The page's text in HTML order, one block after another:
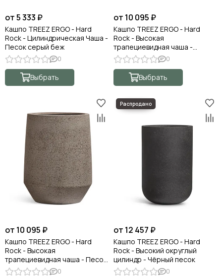
от 5 333 ₽
Кашпо TREEZ ERGO - Hard
Rock - Цилиндрическая Чаша -
Песок серый беж
0
Выбрать
от 10 095 ₽
Кашпо TREEZ ERGO - Hard
Rock - Высокая
трапециевидная чаша -
Чёрный песок
0
Выбрать
от 10 095 ₽
Кашпо TREEZ ERGO - Hard
Rock - Высокая
трапециевидная чаша - Песок
серый беж
0
от 12 457 ₽
Кашпо TREEZ ERGO - Hard
Rock - Высокий округлый
цилиндр - Чёрный песок
0